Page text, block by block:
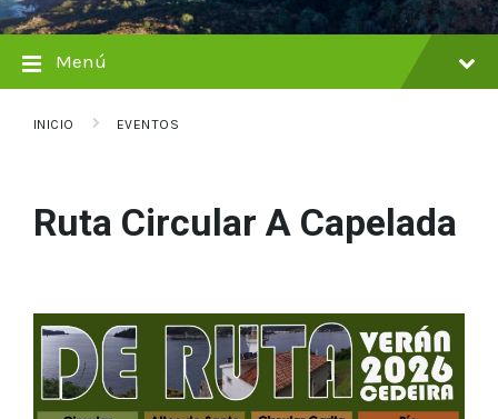
Menú
INICIO EVENTOS
Ruta Circular A Capelada